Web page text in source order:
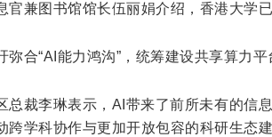
官兼图书馆馆长伍丽娟介绍，香港大学
弥合“AI能力鸿沟”，统筹建设共享算力
总裁李琳表示，AI带来了前所未有的信
跨学科协作与更加开放包容的科研生态